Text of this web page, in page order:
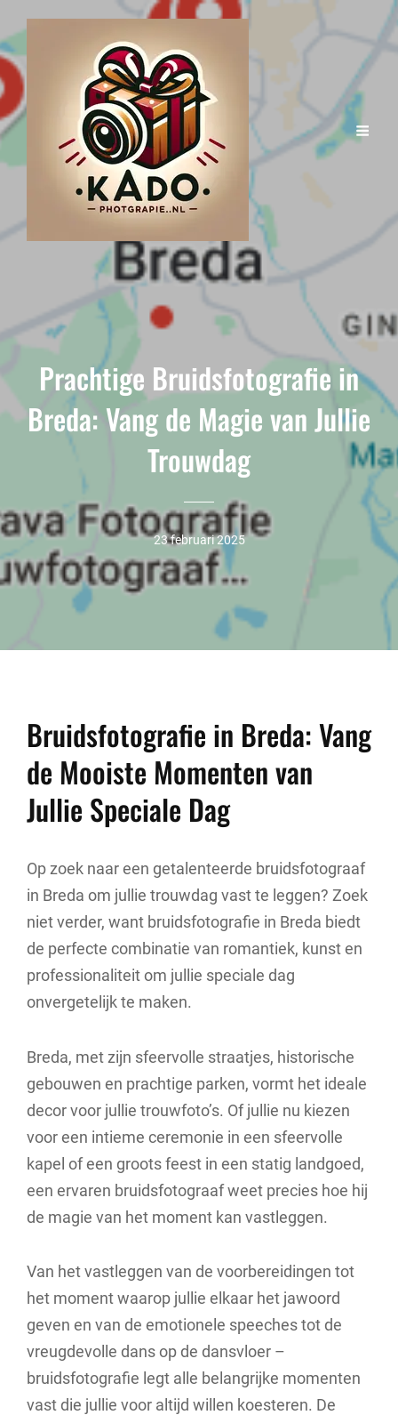
Prachtige Bruidsfotografie in
Breda: Vang de Magie van Jullie
Trouwdag
23 februari 2025
Bruidsfotografie in Breda: Vang
de Mooiste Momenten van
Jullie Speciale Dag
Op zoek naar een getalenteerde bruidsfotograaf
in Breda om jullie trouwdag vast te leggen? Zoek
niet verder, want bruidsfotografie in Breda biedt
de perfecte combinatie van romantiek, kunst en
professionaliteit om jullie speciale dag
onvergetelijk te maken.
Breda, met zijn sfeervolle straatjes, historische
gebouwen en prachtige parken, vormt het ideale
decor voor jullie trouwfoto’s. Of jullie nu kiezen
voor een intieme ceremonie in een sfeervolle
kapel of een groots feest in een statig landgoed,
een ervaren bruidsfotograaf weet precies hoe hij
de magie van het moment kan vastleggen.
Van het vastleggen van de voorbereidingen tot
het moment waarop jullie elkaar het jawoord
geven en van de emotionele speeches tot de
vreugdevolle dans op de dansvloer –
bruidsfotografie legt alle belangrijke momenten
vast die jullie voor altijd willen koesteren. De